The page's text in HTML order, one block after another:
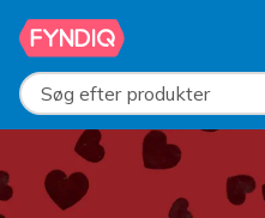
Spring til hovedindhold
Søg efter produkter